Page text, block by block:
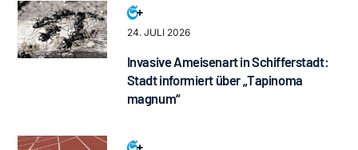
24. JULI 2026
Invasive Ameisenart in Schifferstadt:
Stadt informiert über „Tapinoma
magnum“